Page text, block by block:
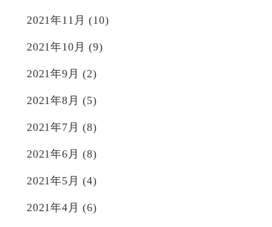
2021年11月 (10)
2021年10月 (9)
2021年9月 (2)
2021年8月 (5)
2021年7月 (8)
2021年6月 (8)
2021年5月 (4)
2021年4月 (6)